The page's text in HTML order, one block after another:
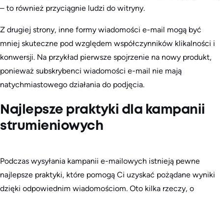
– to również przyciągnie ludzi do witryny.
Z drugiej strony, inne formy wiadomości e-mail mogą być
mniej skuteczne pod względem współczynników klikalności i
konwersji. Na przykład pierwsze spojrzenie na nowy produkt,
ponieważ subskrybenci wiadomości e-mail nie mają
natychmiastowego działania do podjęcia.
Najlepsze praktyki dla kampanii
strumieniowych
Podczas wysyłania kampanii e-mailowych istnieją pewne
najlepsze praktyki, które pomogą Ci uzyskać pożądane wyniki
dzięki odpowiednim wiadomościom. Oto kilka rzeczy, o